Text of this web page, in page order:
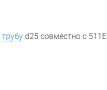
трубу d25 совместно с 511Е